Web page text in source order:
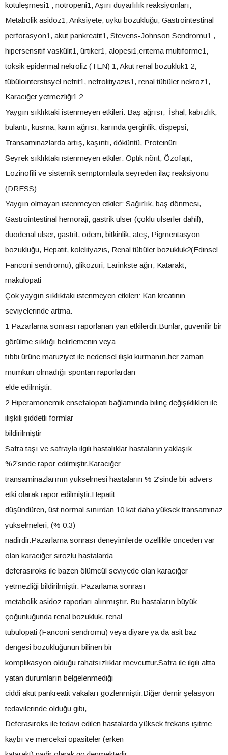
kötüleşmesi1 , nötropeni1, Aşırı duyarlılık reaksiyonları,
Metabolik asidoz1, Anksiyete, uyku bozukluğu, Gastrointestinal
perforasyon1, akut pankreatit1, Stevens-Johnson Sendromu1 ,
hipersensitif vaskülit1, ürtiker1, alopesi1,eritema multiforme1,
toksik epidermal nekroliz (TEN) 1, Akut renal bozukluk1 2,
tübülointerstisyel nefrit1, nefrolitiyazis1, renal tübüler nekroz1,
Karaciğer yetmezliği1 2
Yaygın sıklıktaki istenmeyen etkileri: Baş ağrısı, İshal, kabızlık,
bulantı, kusma, karın ağrısı, karında gerginlik, dispepsi,
Transaminazlarda artış, kaşıntı, döküntü, Proteinüri
Seyrek sıklıktaki istenmeyen etkiler: Optik nörit, Özofajit,
Eozinofili ve sistemik semptomlarla seyreden ilaç reaksiyonu
(DRESS)
Yaygın olmayan istenmeyen etkiler: Sağırlık, baş dönmesi,
Gastrointestinal hemoraji, gastrik ülser (çoklu ülserler dahil),
duodenal ülser, gastrit, ödem, bitkinlik, ateş, Pigmentasyon
bozukluğu, Hepatit, kolelityazis, Renal tübüler bozukluk2(Edinsel
Fanconi sendromu), glikozüri, Larinkste ağrı, Katarakt,
makülopati
Çok yaygın sıklıktaki istenmeyen etkileri: Kan kreatinin
seviyelerinde artma.
1 Pazarlama sonrası raporlanan yan etkilerdir.Bunlar, güvenilir bir
görülme sıklığı belirlemenin veya
tıbbi ürüne maruziyet ile nedensel ilişki kurmanın,her zaman
mümkün olmadığı spontan raporlardan
elde edilmiştir.
2 Hiperamonemik ensefalopati bağlamında bilinç değişiklikleri ile
ilişkili şiddetli formlar
bildirilmiştir
Safra taşı ve safrayla ilgili hastalıklar hastaların yaklaşık
%2’sinde rapor edilmiştir.Karaciğer
transaminazlarının yükselmesi hastaların % 2’sinde bir advers
etki olarak rapor edilmiştir.Hepatit
düşündüren, üst normal sınırdan 10 kat daha yüksek transaminaz
yükselmeleri, (% 0.3)
nadirdir.Pazarlama sonrası deneyimlerde özellikle önceden var
olan karaciğer sirozlu hastalarda
deferasiroks ile bazen ölümcül seviyede olan karaciğer
yetmezliği bildirilmiştir. Pazarlama sonrası
metabolik asidoz raporları alınmıştır. Bu hastaların büyük
çoğunluğunda renal bozukluk, renal
tübülopati (Fanconi sendromu) veya diyare ya da asit baz
dengesi bozukluğunun bilinen bir
komplikasyon olduğu rahatsızlıklar mevcuttur.Safra ile ilgili altta
yatan durumların belgelenmediği
ciddi akut pankreatit vakaları gözlenmiştir.Diğer demir şelasyon
tedavilerinde olduğu gibi,
Deferasiroks ile tedavi edilen hastalarda yüksek frekans işitme
kaybı ve merceksi opasiteler (erken